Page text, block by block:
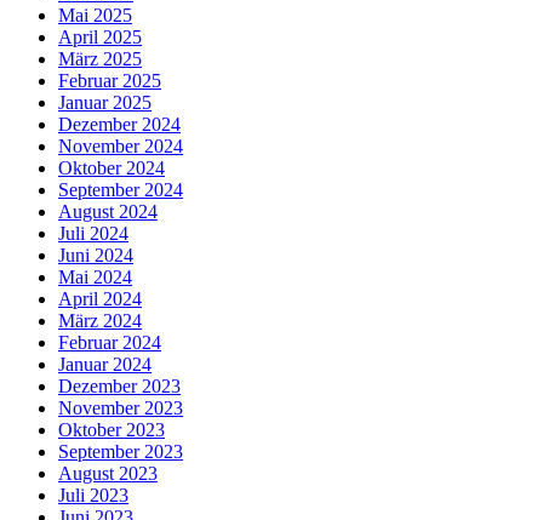
Mai 2025
April 2025
März 2025
Februar 2025
Januar 2025
Dezember 2024
November 2024
Oktober 2024
September 2024
August 2024
Juli 2024
Juni 2024
Mai 2024
April 2024
März 2024
Februar 2024
Januar 2024
Dezember 2023
November 2023
Oktober 2023
September 2023
August 2023
Juli 2023